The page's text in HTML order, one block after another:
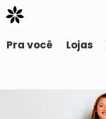
Pra você Lojas